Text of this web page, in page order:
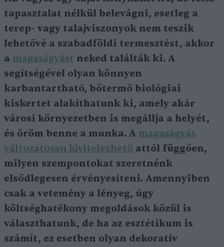
tapasztalat nélkül belevágni, esetleg a
terep- vagy talajviszonyok nem teszik
lehetővé a szabadföldi termesztést, akkor
a magaságyást neked találták ki. A
segítségével olyan könnyen
karbantartható, bőtermő biológiai
kiskertet alakíthatunk ki, amely akár
városi környezetben is megállja a helyét,
és öröm benne a munka. A magaságyás
változatosan kivitelezhető attól függően,
milyen szempontokat szeretnénk
elsődlegesen érvényesíteni. Amennyiben
csak a vetemény a lényeg, úgy
költséghatékony megoldások közül is
választhatunk, de ha az esztétikum is
számít, ez esetben olyan dekoratív